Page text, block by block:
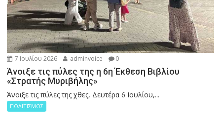
7 Ιουλίου 2026 adminvoice 0
Άνοιξε τις πύλες της η 6η Έκθεση Βιβλίου
«Στρατής Μυριβήλης»
Άνοιξε τις πύλες της χθες, Δευτέρα 6 Ιουλίου,...
ΠΟΛΙΤΙΣΜΟΣ